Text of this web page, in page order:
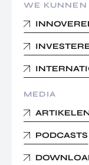
WE KUNNEN
MEDIA
PODCASTS